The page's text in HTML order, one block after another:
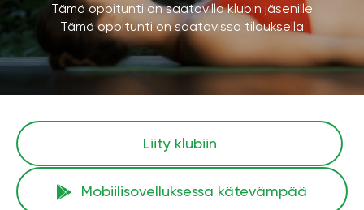
Tämä oppitunti on saatavilla klubin jäsenille
Tämä oppitunti on saatavissa tilauksella
Liity klubiin
Mobiilisovelluksessa kätevämpää